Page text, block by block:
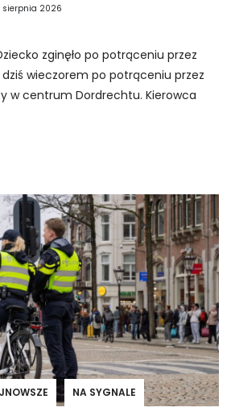
sierpnia 2026
zginęło po potrąceniu przez
dziś wieczorem po potrąceniu przez
w centrum Dordrechtu. Kierowca
NA SYGNALE